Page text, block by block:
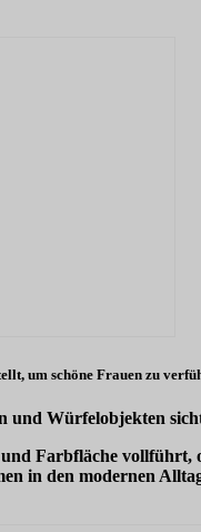
um schöne Frauen zu
und Würfelobjekten
Farbfläche
in den modernen